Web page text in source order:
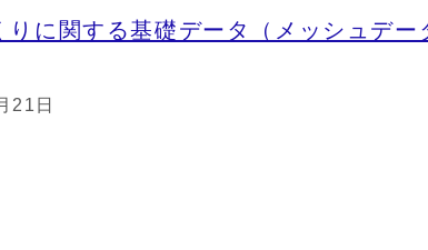
りに関する基礎データ（メッシュデー
21日